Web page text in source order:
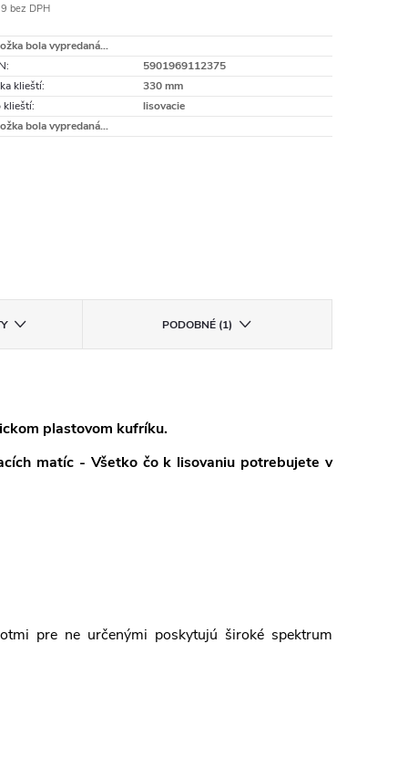
bez DPH
bola vypredaná…
:
5901969112375
klieští:
330 mm
klieští:
lisovacie
bola vypredaná…
PODOBNÉ (1)
plastovom kufríku.
matíc - Všetko čo k lisovaniu potrebujete v
pre ne určenými poskytujú široké spektrum